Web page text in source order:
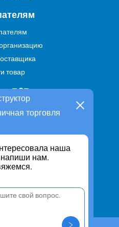
торговля
наша
напиши нам.
товар
В2В
услугу
свою услугу
услуги